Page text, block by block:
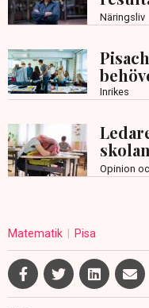
Näringsliv
Inrikes
Opinion
Matematik Pisa